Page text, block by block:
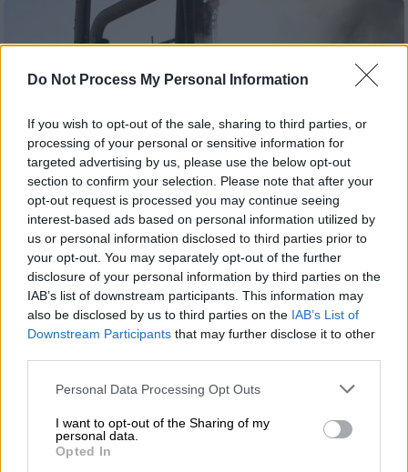
Do Not Process My Personal Information
If you wish to opt-out of the sale, sharing to third parties, or
processing of your personal or sensitive information for
targeted advertising by us, please use the below opt-out
section to confirm your selection. Please note that after your
opt-out request is processed you may continue seeing
interest-based ads based on personal information utilized by
us or personal information disclosed to third parties prior to
your opt-out. You may separately opt-out of the further
disclosure of your personal information by third parties on the
IAB’s list of downstream participants. This information may
also be disclosed by us to third parties on the IAB’s List of
Downstream Participants that may further disclose it to other
Please note that this website/app uses one or more Google
not limited to your visit or usage behaviour. You may click to
grant or deny consent to Google and its third-party tags to
use your data for below specified purposes in below Google
Personal Data Processing Opt Outs
I want to opt-out of the Sharing of my
personal data.
Opted In
Οικονομία|16.06.2026 20:13
Οικονομική «ένεση» στο Ιράν: Ο Τραμπ
ανοίγει την κάνουλα του πετρελαίου για
την Τεχεράνη
Άμεση άρση των περιορισμών στις
εξαγωγές ιρανικού πετρελαίου προβλέπει η
συμφωνία σύμφωνα με τη Wall Street Journal